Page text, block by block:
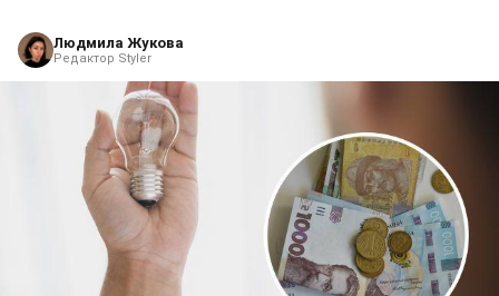
Людмила Жукова
Редактор Styler